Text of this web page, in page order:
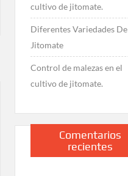
cultivo de jitomate.
Diferentes Variedades De
Jitomate
Control de malezas en el
cultivo de jitomate.
Comentarios
recientes